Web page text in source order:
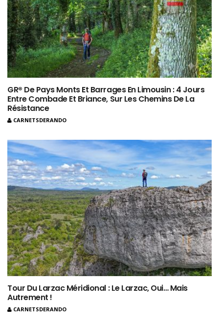
GR® De Pays Monts Et Barrages En Limousin : 4 Jours
Entre Combade Et Briance, Sur Les Chemins De La
Résistance
CARNETSDERANDO
Tour Du Larzac Méridional : Le Larzac, Oui… Mais
Autrement !
CARNETSDERANDO